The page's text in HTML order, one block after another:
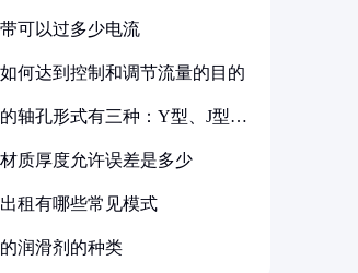
可以过多少电流
何达到控制和调节流量的目的
轴孔形式有三种：Y型、J型、
质厚度允许误差是多少
租有哪些常见模式
润滑剂的种类